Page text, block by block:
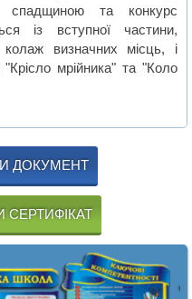
спадщиною та конкурс
із вступної частини,
визначних місць, і
мрійника" та "Коло
ДОКУМЕНТ